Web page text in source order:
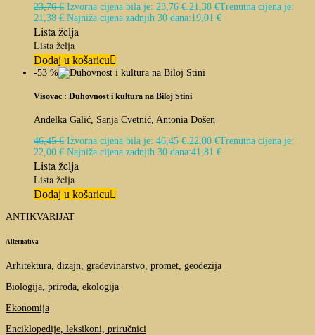
23,76€ Izvorna cijena bila je: 23,76 €. 21,38 €Trenutna cijena je:
21,38 €. Najniža cijena zadnjih 30 dana:19,01 €
Lista želja
Lista želja
Dodaj u košaricu
-53 %
Visovac : Duhovnost i kultura na Biloj Stini
Anđelka Galić, Sanja Cvetnić, Antonia Došen
46,45€ Izvorna cijena bila je: 46,45 €.22,00 €Trenutna cijena je:
22,00 €.Najniža cijena zadnjih 30 dana:41,81 €
Lista želja
Lista želja
Dodaj u košaricu
ANTIKVARIJAT
Alternativa
Arhitektura, dizajn, građevinarstvo, promet, geodezija
Biologija, priroda, ekologija
Ekonomija
Enciklopedije, leksikoni, priručnici